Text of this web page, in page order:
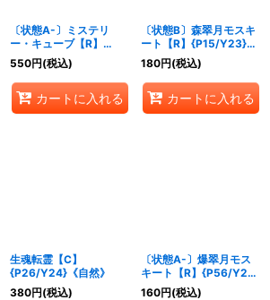
〔状態A-〕ミステリ
ー・キューブ【R】
{P109/Y23}《自然》
550円(税込)
カートに入れる
〔状態B〕森翠月モスキ
ート【R】{P15/Y23}
《自然》
180円(税込)
カートに入れる
生魂転霊【C】
{P26/Y24}《自然》
380円(税込)
〔状態A-〕爆翠月モス
キート【R】{P56/Y23}
《自然》
160円(税込)